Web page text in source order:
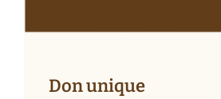
Don unique